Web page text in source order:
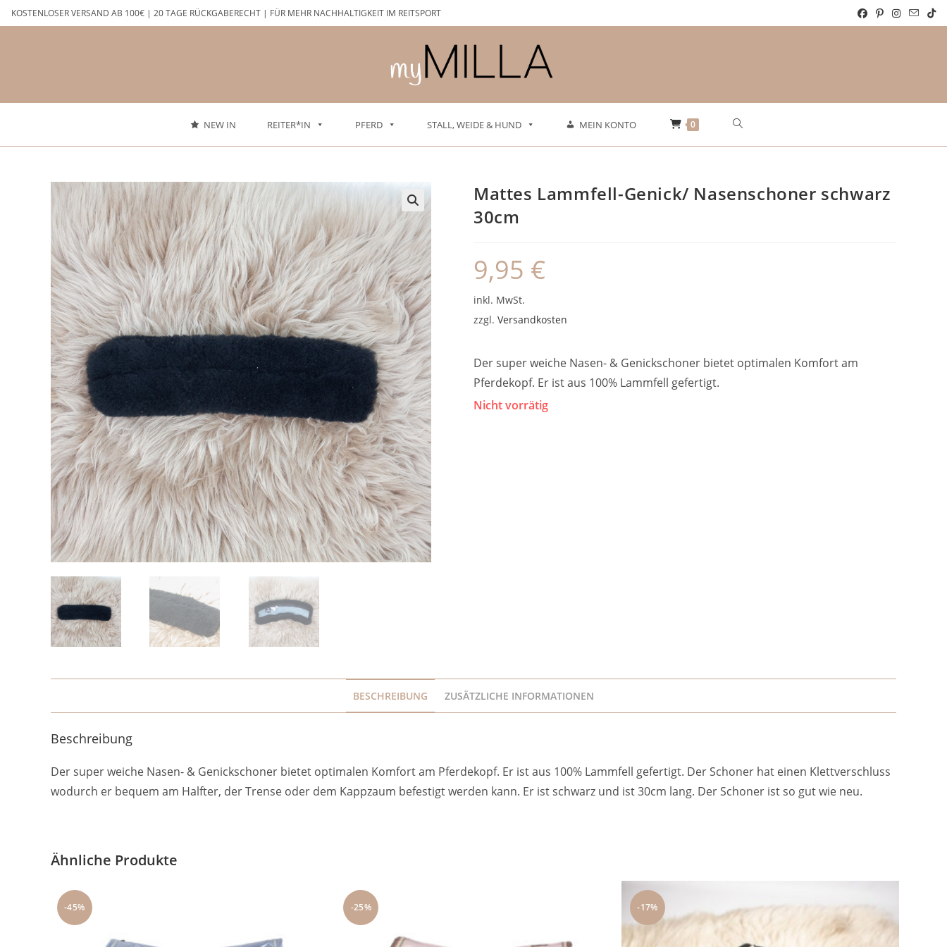
Zum
Inhalt
KOSTENLOSER VERSAND AB 100€ | 20 TAGE RÜCKGABERECHT | FÜR MEHR NACHHALTIGKEIT IM REITSPORT
NEW IN REITER*IN PFERD STALL, WEIDE & HUND MEIN KONTO 0 Website-
Mattes Lammfell-Genick/ Nasenschoner schwarz
30cm
9,95 €
inkl. MwSt.
zzgl. Versandkosten
Der super weiche Nasen- & Genickschoner bietet optimalen Komfort am
Pferdekopf. Er ist aus 100% Lammfell gefertigt.
Nicht vorrätig
BESCHREIBUNG ZUSÄTZLICHE INFORMATIONEN
Beschreibung
Der super weiche Nasen- & Genickschoner bietet optimalen Komfort am Pferdekopf. Er ist aus 100% Lammfell gefertigt. Der Schoner hat einen Klettverschluss
wodurch er bequem am Halfter, der Trense oder dem Kappzaum befestigt werden kann. Er ist schwarz und ist 30cm lang. Der Schoner ist so gut wie neu.
Ähnliche Produkte
-45% -25% -17%